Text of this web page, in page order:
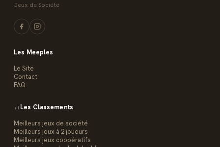
Jeux de Société
Les Meeples
Le Site
Contact
FAQ
Les Classements
Meilleurs jeux de société
Meilleurs jeux à 2 joueurs
Meilleurs jeux coopératifs